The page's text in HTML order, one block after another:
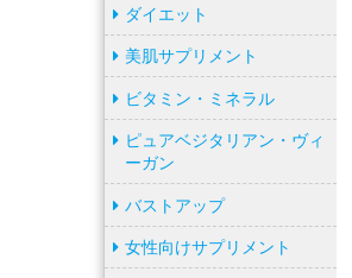
ダイエット
美肌サプリメント
ビタミン・ミネラル
ピュアベジタリアン・ヴィ
ーガン
バストアップ
女性向けサプリメント